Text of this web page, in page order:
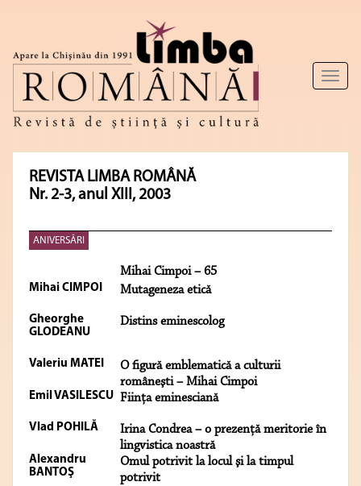
Toggle
REVISTA LIMBA ROMÂNĂ
Nr. 2-3, anul XIII, 2003
ANIVERSĂRI
Mihai Cimpoi – 65
Mihai CIMPOI Mutageneza etică
Gheorghe
GLODEANU
Distins eminescolog
Valeriu MATEI
O figură emblematică a culturii
româneşti – Mihai Cimpoi
Emil VASILESCU Fiinţa eminesciană
Vlad POHILĂ
Irina Condrea – o prezenţă meritorie în
lingvistica noastră
Alexandru
BANTOŞ
Omul potrivit la locul şi la timpul
potrivit